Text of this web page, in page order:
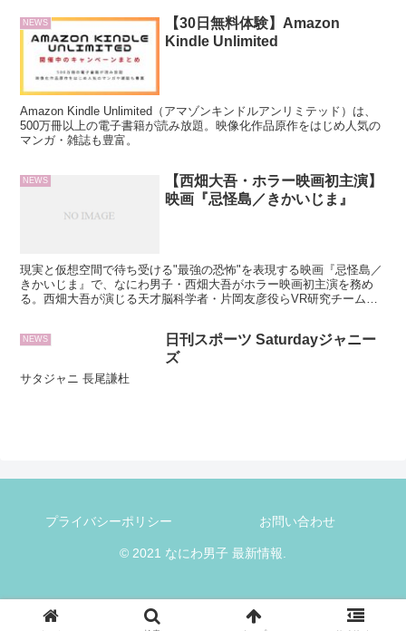
NEWS
【30日無料体験】Amazon
Kindle Unlimited
Amazon Kindle Unlimited（アマゾンキンドルアンリミテッド）は、
500万冊以上の電子書籍が読み放題。映像化作品原作をはじめ人気の
マンガ・雑誌も豊富。
NEWS
【西畑大吾・ホラー映画初主演】
映画『忌怪島／きかいじま』
現実と仮想空間で待ち受ける"最強の恐怖"を表現する映画『忌怪島／
きかいじま』で、なにわ男子・西畑大吾がホラー映画初主演を務め
る。西畑大吾が演じる天才脳科学者・片岡友彦役らVR研究チーム
NEWS
日刊スポーツ Saturdayジャニー
ズ
サタジャニ 長尾謙杜
プライバシーポリシー お問い合わせ
© 2021 なにわ男子 最新情報.